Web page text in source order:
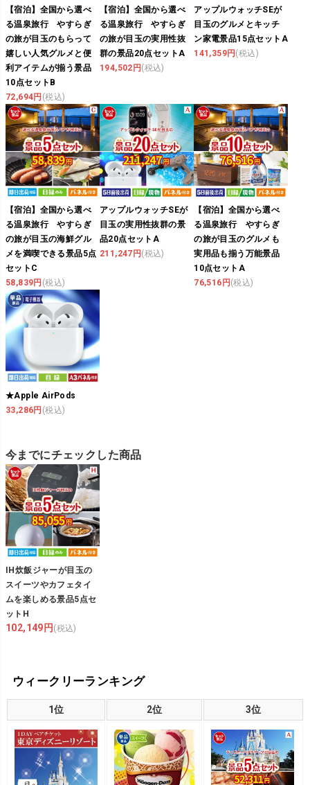
【宿泊】全国から選べ
る温泉旅行 やすらぎ
の旅が目玉のもらって
嬉しい人気グルメと便
利アイテムが揃う景品
10点セットB
72,694円 (税込)
【宿泊】全国から選べ
る温泉旅行 やすらぎ
の旅が目玉の実用性抜
群の景品20点セットA
194,502円 (税込)
アップルウォッチSEが
目玉のグルメとキッチ
ン家電景品15点セットA
141,359円 (税込)
【宿泊】全国から選べ
る温泉旅行 やすらぎ
の旅が目玉の海鮮グル
メを満喫できる景品5点
セットC
58,839円 (税込)
アップルウォッチSEが
目玉の実用性抜群の景
品20点セットA
211,247円 (税込)
【宿泊】全国から選べ
る温泉旅行 やすらぎ
の旅が目玉のグルメも
実用品も揃う万能景品
10点セットA
76,516円 (税込)
★Apple AirPods
33,286円 (税込)
今までにチェックした商品
IH炊飯ジャーが目玉の
スイーツやカフェタイ
ムを楽しめる景品5点セ
ットH
102,149円 (税込)
ウィークリーランキング
1位 2位 3位